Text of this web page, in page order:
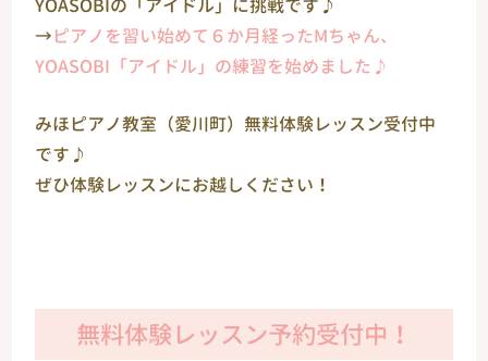
YOASOBIの「アイドル」に挑戦です♪
→ピアノを習い始めて６か月経ったMちゃん、
YOASOBI「アイドル」の練習を始めました♪
みほピアノ教室（愛川町）無料体験レッスン受付中
です♪
ぜひ体験レッスンにお越しください！
無料体験レッスン予約受付中！